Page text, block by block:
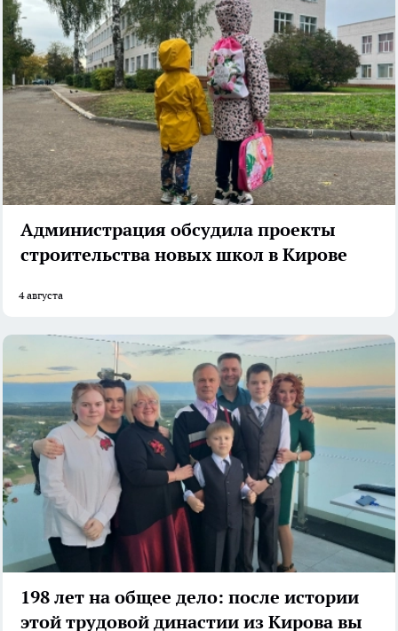
Администрация обсудила проекты
строительства новых школ в Кирове
4 августа
198 лет на общее дело: после истории
этой трудовой династии из Кирова вы